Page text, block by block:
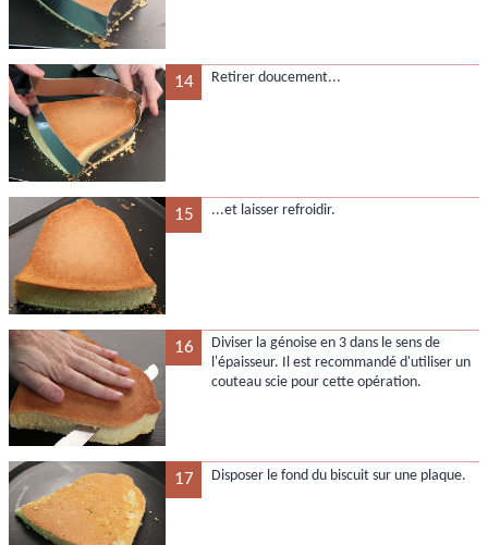
14 Retirer doucement...
15 ...et laisser refroidir.
16
Diviser la génoise en 3 dans le sens de
l'épaisseur. Il est recommandé d'utiliser un
couteau scie pour cette opération.
17 Disposer le fond du biscuit sur une plaque.